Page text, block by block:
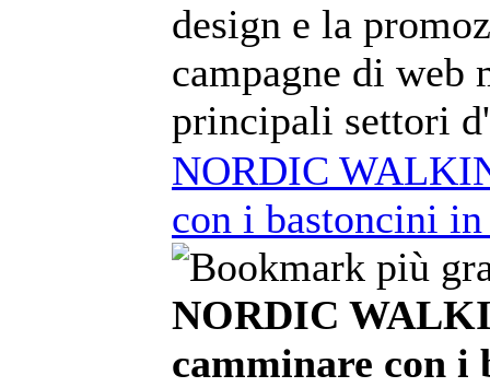
design e la
campagne di web
principali settori
NORDIC
con i bastoncini
NORDIC
camminare con